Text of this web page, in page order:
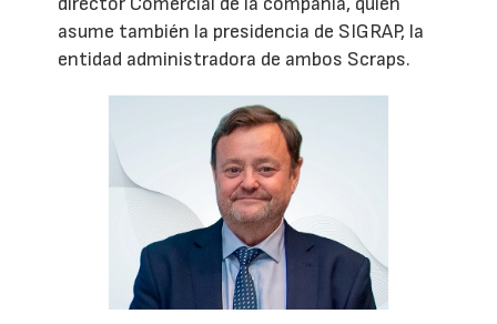
asume también la presidencia de SIGRAP, la
entidad administradora de ambos Scraps.